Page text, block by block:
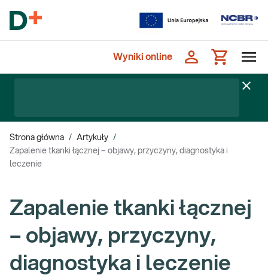
Wyniki online
Strona główna / Artykuły /
Zapalenie tkanki łącznej – objawy, przyczyny, diagnostyka i
leczenie
Zapalenie tkanki łącznej
– objawy, przyczyny,
diagnostyka i leczenie